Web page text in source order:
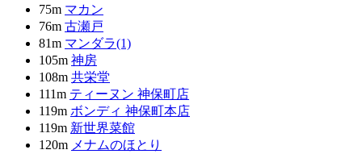
75m マカン
76m 古瀬戸
81m マンダラ(1)
105m 神房
108m 共栄堂
111m ティーヌン 神保町店
119m ボンディ 神保町本店
119m 新世界菜館
120m メナムのほとり